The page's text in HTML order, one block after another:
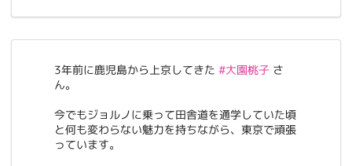
3年前に鹿児島から上京してきた #大園桃子 さ
ん。
今でもジョルノに乗って田舎道を通学していた頃
と何も変わらない魅力を持ちながら、東京で頑張
っています。